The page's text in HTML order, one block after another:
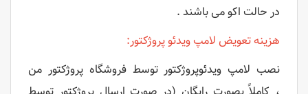
در حالت اکو می باشند .
هزینه تعویض لامپ ویدئو پروژکتور:
نصب لامپ ویدئوپروژکتور توسط فروشگاه پروژکتور من